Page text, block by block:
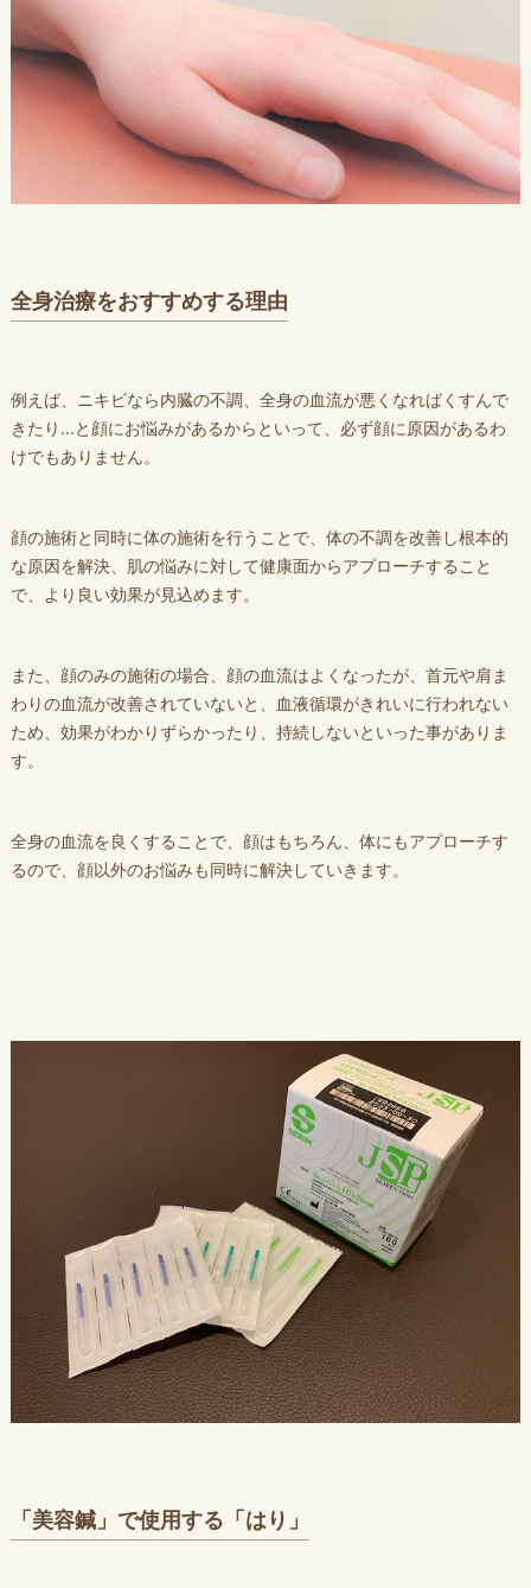
全身治療をおすすめする理由
例えば、ニキビなら内臓の不調、全身の血流が悪くなればくすんで
きたり...と顔にお悩みがあるからといって、必ず顔に原因があるわ
けでもありません。
顔の施術と同時に体の施術を行うことで、体の不調を改善し根本的
な原因を解決、肌の悩みに対して健康面からアプローチすること
で、より良い効果が見込めます。
また、顔のみの施術の場合、顔の血流はよくなったが、首元や肩ま
わりの血流が改善されていないと、血液循環がきれいに行われない
ため、効果がわかりずらかったり、持続しないといった事がありま
す。
全身の血流を良くすることで、顔はもちろん、体にもアプローチす
るので、顔以外のお悩みも同時に解決していきます。
「美容鍼」で使用する「はり」